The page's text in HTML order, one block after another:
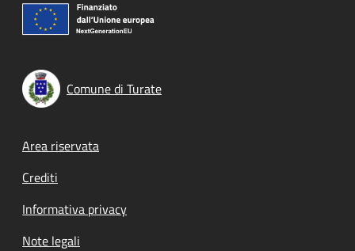
Comune di Turate
Footer menu
Area riservata
Crediti
Informativa privacy
Note legali